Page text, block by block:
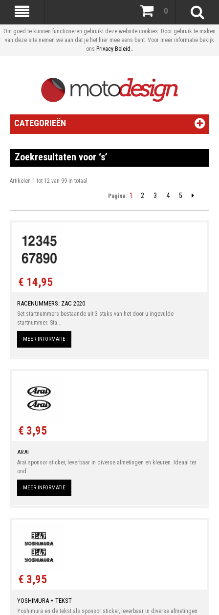
Om goed te kunnen functioneren gebruikt deze website cookies. Door gebruik te maken
van deze site nemen we aan dat je het hier mee eens bent. Voor meer informatie bekijk
ons Privacy Beleid..
0
CATEGORIEËN
Zoekresultaten voor ‘s’
Artikelen 1 tot 12 van 99 in totaal
Pagina: 1 2 3 4 5
€ 14,95
RACENUMMERS: ZAC 2020
Set startnummers bestaande uit 3 stuks van het door u ingevulde
startnummer. Sta...
MEER INFORMATIE
€ 3,95
ARAI
Arai sponsor sticker, leverbaar in diverse afmetingen en kleuren. Ideaal ter
ond...
MEER INFORMATIE
€ 3,95
YOSHIMURA + TEKST
Yoshimura en de tekst als sponsor sticker, leverbaar in diverse afmetingen